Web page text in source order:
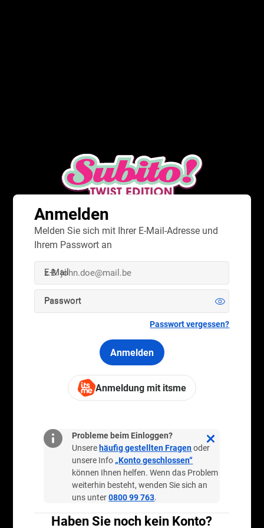
Datenschutz und Sicherheit
Wo und wie spielen?
Mehr als nur spielen
Anmelden
Melden Sie sich mit Ihrer E-Mail-Adresse und
Ihrem Passwort an
E-Mail
Passwort
Passwort vergessen?
Anmelden
Anmeldung mit itsme
Probleme beim Einloggen?
Unserehäufig gestellten Fragenoder
unsere Info „Konto geschlossen“
können Ihnen helfen. Wenn das Problem
weiterhin besteht, wenden Sie sich an
uns unter0800 99 763.
Haben Sie noch kein Konto?